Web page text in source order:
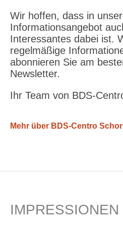
Wir hoffen, dass in
Informationsangebot
Interessantes dabei ist.
regelmäßige
abonnieren Sie am
Newsletter.
Ihr Team von BDS-
Mehr über BDS-Centro
IMPRESSIONEN